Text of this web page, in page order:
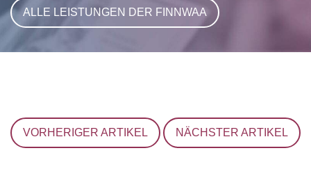
ALLE LEISTUNGEN DER FINNWAA
VORHERIGER ARTIKEL NÄCHSTER ARTIKEL